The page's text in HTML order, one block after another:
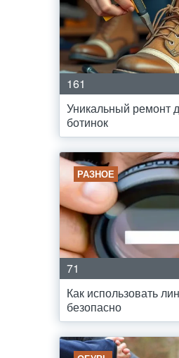
161
Уникальный ремонт
ботинок
РАЗНОЕ
71
Как использовать
безопасно